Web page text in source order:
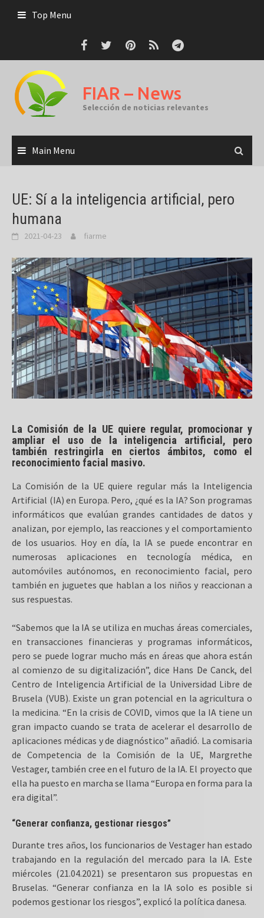
Top Menu
FIAR – News
Selección de noticias relevantes
Main Menu
UE: Sí a la inteligencia artificial, pero
humana
2021-04-23 fiarme
La Comisión de la UE quiere regular, promocionar y
ampliar el uso de la inteligencia artificial, pero
también restringirla en ciertos ámbitos, como el
reconocimiento facial masivo.
La Comisión de la UE quiere regular más la Inteligencia
Artificial (IA) en Europa. Pero, ¿qué es la IA? Son programas
informáticos que evalúan grandes cantidades de datos y
analizan, por ejemplo, las reacciones y el comportamiento
de los usuarios. Hoy en día, la IA se puede encontrar en
numerosas aplicaciones en tecnología médica, en
automóviles autónomos, en reconocimiento facial, pero
también en juguetes que hablan a los niños y reaccionan a
sus respuestas.
“Sabemos que la IA se utiliza en muchas áreas comerciales,
en transacciones financieras y programas informáticos,
pero se puede lograr mucho más en áreas que ahora están
al comienzo de su digitalización”, dice Hans De Canck, del
Centro de Inteligencia Artificial de la Universidad Libre de
Brusela (VUB). Existe un gran potencial en la agricultura o
la medicina. “En la crisis de COVID, vimos que la IA tiene un
gran impacto cuando se trata de acelerar el desarrollo de
aplicaciones médicas y de diagnóstico” añadió. La comisaria
de Competencia de la Comisión de la UE, Margrethe
Vestager, también cree en el futuro de la IA. El proyecto que
ella ha puesto en marcha se llama “Europa en forma para la
era digital”.
“Generar confianza, gestionar riesgos”
Durante tres años, los funcionarios de Vestager han estado
trabajando en la regulación del mercado para la IA. Este
miércoles (21.04.2021) se presentaron sus propuestas en
Bruselas. “Generar confianza en la IA solo es posible si
podemos gestionar los riesgos”, explicó la política danesa.